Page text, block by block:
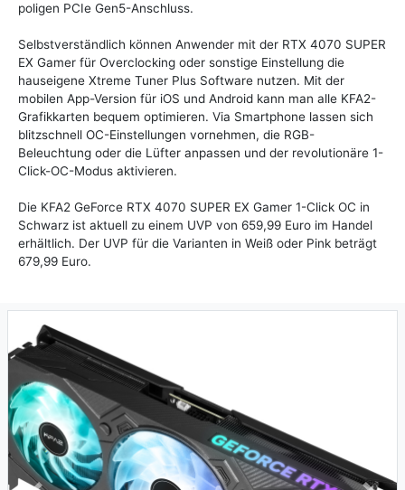
poligen PCIe Gen5-Anschluss.
Selbstverständlich können Anwender mit der RTX 4070 SUPER
EX Gamer für Overclocking oder sonstige Einstellung die
hauseigene Xtreme Tuner Plus Software nutzen. Mit der
mobilen App-Version für iOS und Android kann man alle KFA2-
Grafikkarten bequem optimieren. Via Smartphone lassen sich
blitzschnell OC-Einstellungen vornehmen, die RGB-
Beleuchtung oder die Lüfter anpassen und der revolutionäre 1-
Click-OC-Modus aktivieren.
Die KFA2 GeForce RTX 4070 SUPER EX Gamer 1-Click OC in
Schwarz ist aktuell zu einem UVP von 659,99 Euro im Handel
erhältlich. Der UVP für die Varianten in Weiß oder Pink beträgt
679,99 Euro.